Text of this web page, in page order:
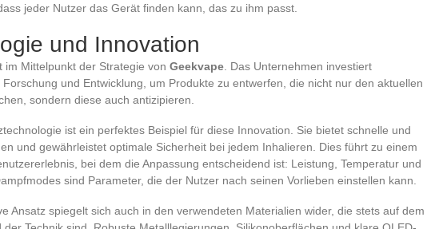
jeder Nutzer das Gerät finden kann, das zu ihm passt.
und Innovation
im Mittelpunkt der Strategie von Geekvape . Das Unternehmen investiert
Forschung und Entwicklung, um Produkte zu entwerfen, die nicht nur den aktuellen
sondern diese auch antizipieren.
ist ein perfektes Beispiel für diese Innovation. Sie bietet schnelle und
und gewährleistet optimale Sicherheit bei jedem Inhalieren. Dies führt zu einem
bei dem die Anpassung entscheidend ist: Leistung, Temperatur und
sind Parameter, die der Nutzer nach seinen Vorlieben einstellen kann.
Ansatz spiegelt sich auch in den verwendeten Materialien wider, die stets auf dem